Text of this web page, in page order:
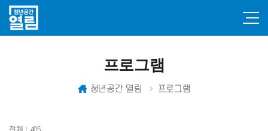
프로그램
청년공간 열림 프로그램